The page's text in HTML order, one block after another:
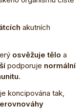
akutních
osvěžuje tělo a
podporuje normální
.
koncipována tak,